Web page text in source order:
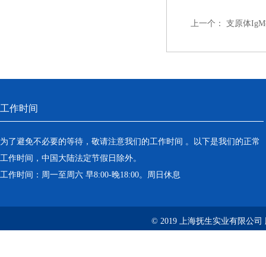
上一个： 支原体
工作时间
为了避免不必要的等待，敬请注意我们的工作时间 。以下是我们的正常
工作时间，中国大陆法定节假日除外。
工作时间：周一至周六 早8:00-晚18:00。周日休息
© 2019 上海抚生实业有限公司